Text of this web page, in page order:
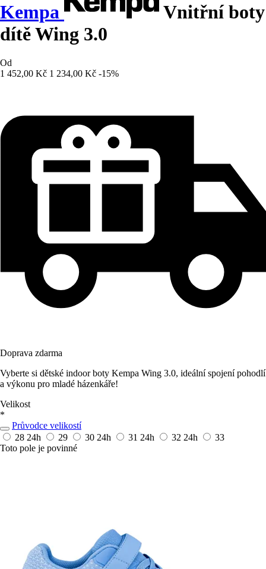
Kempa
Vnitřní boty
dítě Wing 3.0
Od
1 452,00 Kč 1 234,00 Kč -15%
Doprava zdarma
Vyberte si dětské indoor boty Kempa Wing 3.0, ideální spojení pohodlí
a výkonu pro mladé házenkáře!
Velikost
*
Průvodce velikostí
28 24h 29 30 24h 31 24h 32 24h
33
Toto pole je povinné